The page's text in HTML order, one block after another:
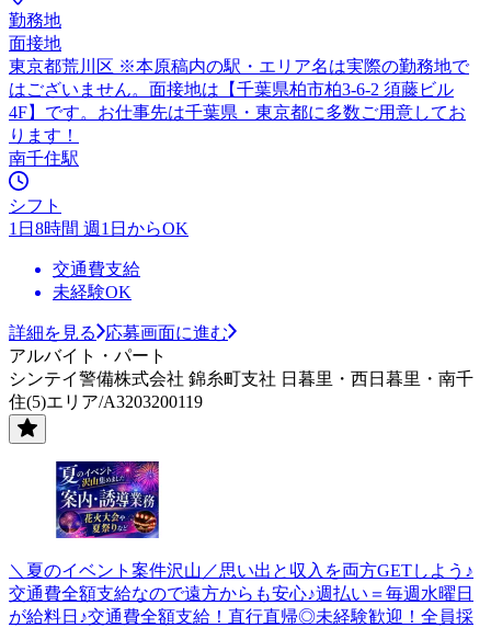
勤務地
面接地
東京都荒川区 ※本原稿内の駅・エリア名は実際の勤務地で
はございません。面接地は【千葉県柏市柏3-6-2 須藤ビル
4F】です。お仕事先は千葉県・東京都に多数ご用意してお
ります！
南千住駅
シフト
1日8時間 週1日からOK
交通費支給
未経験OK
詳細を見る
応募画面に進む
アルバイト・パート
シンテイ警備株式会社 錦糸町支社 日暮里・西日暮里・南千
住(5)エリア/A3203200119
＼夏のイベント案件沢山／思い出と収入を両方GETしよう♪
交通費全額支給なので遠方からも安心♪週払い＝毎週水曜日
が給料日♪交通費全額支給！直行直帰◎未経験歓迎！全員採